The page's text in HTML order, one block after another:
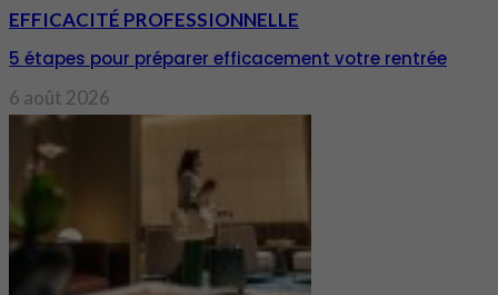
EFFICACITÉ PROFESSIONNELLE
5 étapes pour préparer efficacement votre rentrée
6 août 2026